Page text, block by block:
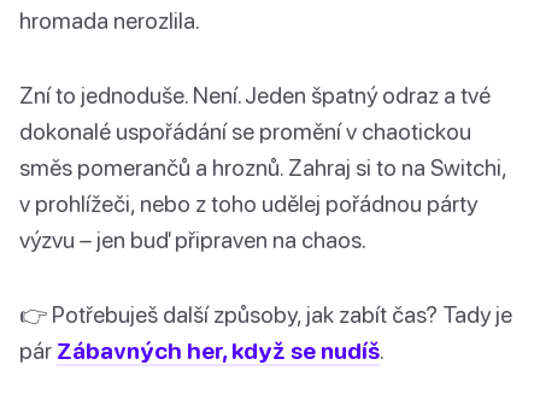
hromada nerozlila.
Zní to jednoduše. Není. Jeden špatný odraz a tvé
dokonalé uspořádání se promění v chaotickou
směs pomerančů a hroznů. Zahraj si to na Switchi,
v prohlížeči, nebo z toho udělej pořádnou párty
výzvu – jen buď připraven na chaos.
👉 Potřebuješ další způsoby, jak zabít čas? Tady je
pár Zábavných her, když se nudíš.